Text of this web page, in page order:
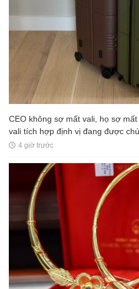
CEO không sợ mất vali, họ sợ
vali tích hợp định vị đang được
4 giờ trước